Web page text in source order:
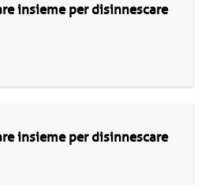
insieme per disinnescare
insieme per disinnescare